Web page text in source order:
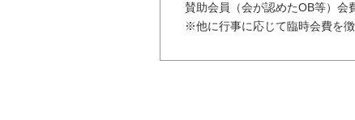
賛助会員（会が認めたOB等）会
※他に行事に応じて臨時会費を徴